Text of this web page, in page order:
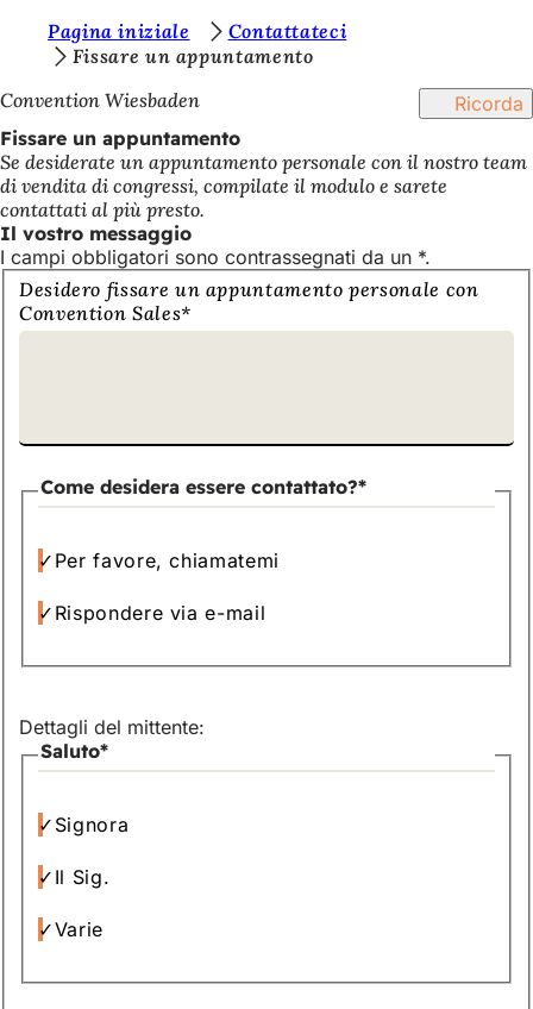
Vai al contenuto
e
t
e
q
u
Pagina iniziale
Contattateci
Fissare un appuntamento
Convention Wiesbaden
Ricorda
Fissare un appuntamento
Se desiderate un appuntamento personale con il nostro team
di vendita di congressi, compilate il modulo e sarete
contattati al più presto.
Il vostro messaggio
I campi obbligatori sono contrassegnati da un *.
Inviateci
la
vostra
Desidero fissare un appuntamento personale con
Convention Sales*
Come desidera essere contattato?*
Per favore, chiamatemi
Rispondere via e-mail
Dettagli del mittente:
Saluto*
Signora
Il Sig.
Varie